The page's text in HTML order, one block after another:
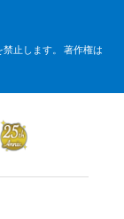
止します。 著作権は